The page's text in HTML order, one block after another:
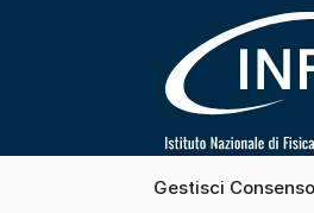
Gestisci
Segui INFN su